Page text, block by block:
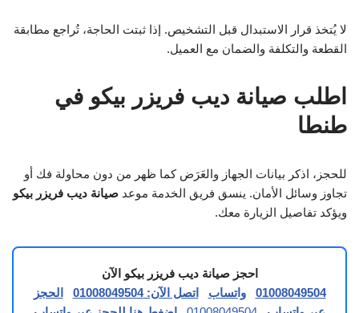
لا يُتخذ قرار الاستبدال قبل التشخيص. إذا ثبتت الحاجة، تُراجع مطابقة
القطعة والتكلفة والضمان مع العميل.
اطلب صيانة ديب فريزر بيكو في
طنطا
للحجز، اذكر بيانات الجهاز والعَرَض كما ظهر من دون محاولة فك أو
تجاوز وسائل الأمان. ينسق فريق الخدمة موعد صيانة ديب فريزر بيكو
ويؤكد تفاصيل الزيارة معك.
احجز صيانة ديب فريزر بيكو الآن
01008049504
واتساب اتصل الآن: 01008049504
الحجز